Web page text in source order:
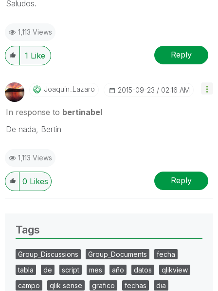
Saludos.
1,113 Views
1 Like Reply
Joaquin_Lazaro ‎2015-09-23 02:16 AM
In response to bertinabel
De nada, Bertín
1,113 Views
0 Likes Reply
Tags
Group_Discussions Group_Documents
fecha
tabla
de script mes año datos
qlikview
campo
qlik sense grafico fechas
dia